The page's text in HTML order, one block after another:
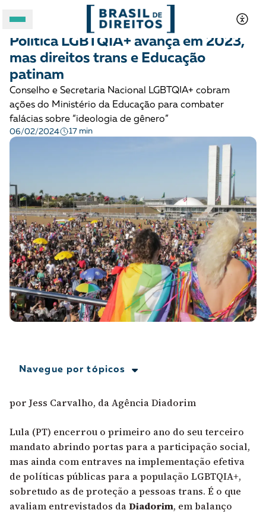
A BRASIL DE DIREITOS
ASSUNTOS
FORMATOS
Apoie a Brasil de Direitos
A [BD] conta as histórias de quem defende
direitos humanos no Brasil. Para continuar,
esse trabalho precisa da sua doação!
Notícias
Política LGBTQIA+ avança em 2023,
mas direitos trans e Educação
patinam
Conselho e Secretaria Nacional LGBTQIA+ cobram
ações do Ministério da Educação para combater
falácias sobre “ideologia de gênero”
06/02/2024 17 min
Navegue por tópicos
por Jess Carvalho, da Agência Diadorim
Lula (PT) encerrou o primeiro ano do seu terceiro
mandato abrindo portas para a participação social,
mas ainda com entraves na implementação efetiva
de políticas públicas para a população LGBTQIA+,
sobretudo as de proteção a pessoas trans. É o que
avaliam entrevistados daDiadorim, em balanço